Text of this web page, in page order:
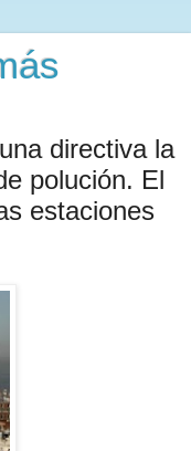
directiva la
polución. El
estaciones